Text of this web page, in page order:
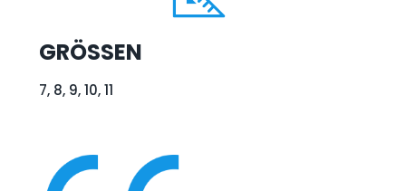
GRÖSSEN
7, 8, 9, 10, 11